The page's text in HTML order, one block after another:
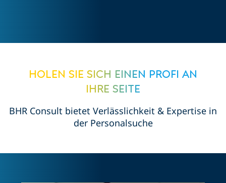
Holen Sie sich einen Profi an
Ihre Seite
BHR Consult bietet Verlässlichkeit & Expertise in
der Personalsuche